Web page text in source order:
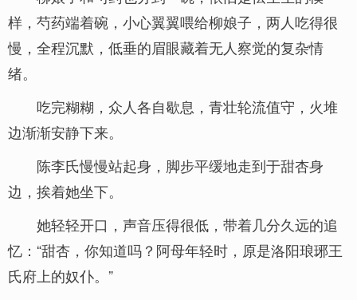
样，芍药端着碗，小心翼翼喂给柳娘子，两人吃得很
慢，全程沉默，低垂的眉眼藏着无人察觉的复杂情
绪。
吃完糊糊，众人各自歇息，青壮轮流值守，火堆
边渐渐安静下来。
陈李氏慢慢站起身，脚步平缓地走到于甜杏身
边，挨着她坐下。
她轻轻开口，声音压得很低，带着几分久远的追
忆：“甜杏，你知道吗？阿母年轻时，原是洛阳琅琊王
氏府上的奴仆。”